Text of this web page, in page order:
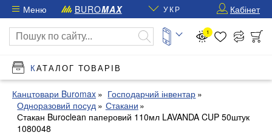
Меню BUROMAX УКР Кабінет
1
КАТАЛОГ ТОВАРІВ
Канцтовари Buromax
Господарчий інвентар
Одноразовий посуд
Стакани
Стакан Buroclean паперовий 110мл LAVANDA CUP 50штук
1080048